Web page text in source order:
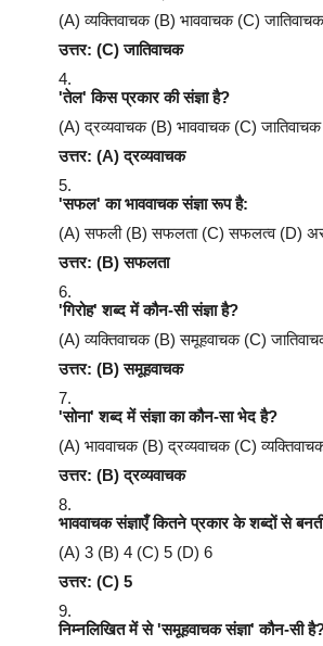
(A) व्यक्तिवाचक (B) भाववाचक (C)
उत्तर: (C) जातिवाचक
'तेल' किस प्रकार की संज्ञा है?
(A) द्रव्यवाचक (B) भाववाचक (C)
उत्तर: (A) द्रव्यवाचक
'सफल' का भाववाचक संज्ञा रूप है:
(A) सफली (B) सफलता (C) सफलत्व (D)
उत्तर: (B) सफलता
'गिरोह' शब्द में कौन-सी संज्ञा है?
(A) व्यक्तिवाचक (B) समूहवाचक (C)
उत्तर: (B) समूहवाचक
'सोना' शब्द में संज्ञा का कौन-सा भेद है?
(A) भाववाचक (B) द्रव्यवाचक (C)
उत्तर: (B) द्रव्यवाचक
भाववाचक संज्ञाएँ कितने प्रकार के शब्दों से
(A) 3 (B) 4 (C) 5 (D) 6
उत्तर: (C) 5
निम्नलिखित में से 'समूहवाचक संज्ञा' कौन-सी